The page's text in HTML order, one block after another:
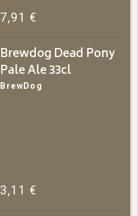
7,91 €
Brewdog Dead Pony
Pale Ale 33cl
BrewDog
3,11 €